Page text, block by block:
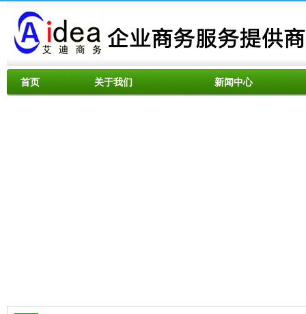
首页 关于我们 新闻中心